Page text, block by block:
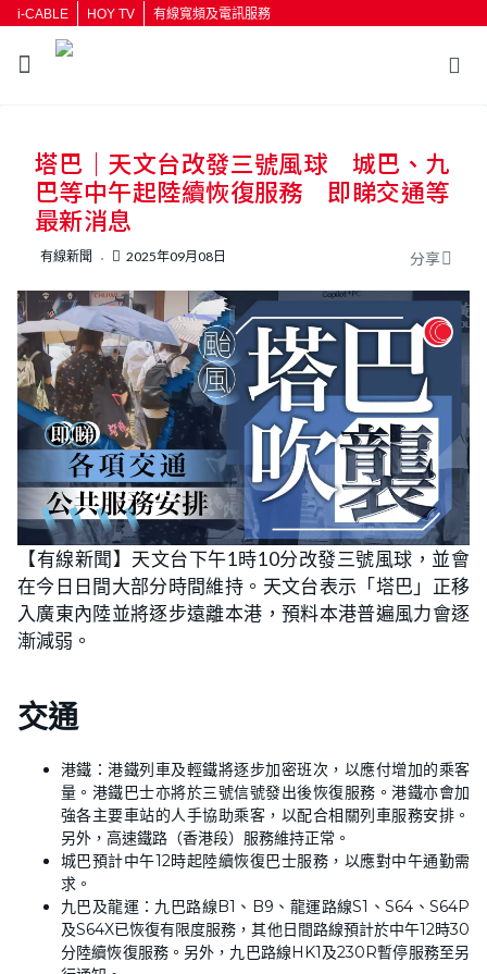
i-CABLE HOY TV 有線寬頻及電訊服務
按輸入鍵開始搜尋
塔巴｜天文台改發三號風球 城巴、九
巴等中午起陸續恢復服務 即睇交通等
最新消息
有線新聞 2025年09月08日 分享
【有線新聞】天文台下午1時10分改發三號風球，並會
在今日日間大部分時間維持。 天文台表示「塔巴」正移
入廣東內陸並將逐步遠離本港，預料本港普遍風力會逐
漸減弱。
交通
港鐵：港鐵列車及輕鐵將逐步加密班次，以應付增加的乘客
量。港鐵巴士亦將於三號信號發出後恢復服務。港鐵亦會加
強各主要車站的人手協助乘客，以配合相關列車服務安排。
另外，高速鐵路（香港段）服務維持正常。
城巴預計中午12時起陸續恢復巴士服務，以應對中午通勤需
求。
九巴及龍運：九巴路線B1、B9、龍運路線S1、S64、S64P
及S64X已恢復有限度服務，其他日間路線預計於中午12時30
分陸續恢復服務。另外，九巴路線HK1及230R暫停服務至另